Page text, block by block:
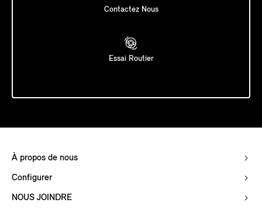
Contactez Nous
Essai Routier
À propos de nous
Configurer
NOUS JOINDRE